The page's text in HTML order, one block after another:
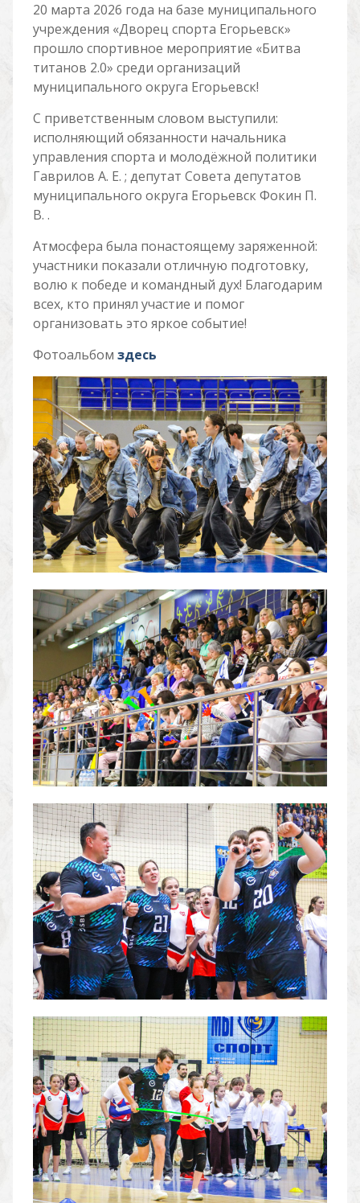
20 марта 2026 года на базе муниципального
учреждения «Дворец спорта Егорьевск»
прошло спортивное мероприятие «Битва
титанов 2.0» среди организаций
муниципального округа Егорьевск!
С приветственным словом выступили:
исполняющий обязанности начальника
управления спорта и молодёжной политики
Гаврилов А. Е. ; депутат Совета депутатов
муниципального округа Егорьевск Фокин П.
В. .
Атмосфера была понастоящему заряженной:
участники показали отличную подготовку,
волю к победе и командный дух! Благодарим
всех, кто принял участие и помог
организовать это яркое событие!
Фотоальбом здесь